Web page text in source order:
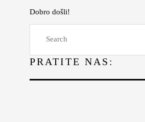
Dobro došli!
PRATITE NAS:
Lepota